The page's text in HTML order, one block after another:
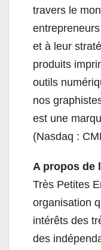
travers le
et à leur
produits
outils
nos
est une
(Nasdaq :
A propos de
Très Petites
organisation
intérêts des
des